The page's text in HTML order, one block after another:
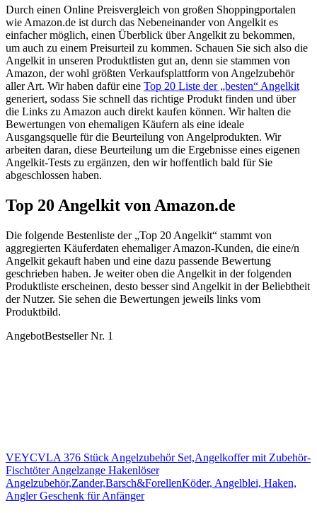
Durch einen Online Preisvergleich von großen Shoppingportalen
wie Amazon.de ist durch das Nebeneinander von Angelkit es
einfacher möglich, einen Überblick über Angelkit zu bekommen,
um auch zu einem Preisurteil zu kommen. Schauen Sie sich also die
Angelkit in unseren Produktlisten gut an, denn sie stammen von
Amazon, der wohl größten Verkaufsplattform von Angelzubehör
aller Art. Wir haben dafür eine Top 20 Liste der „besten“ Angelkit
generiert, sodass Sie schnell das richtige Produkt finden und über
die Links zu Amazon auch direkt kaufen können. Wir halten die
Bewertungen von ehemaligen Käufern als eine ideale
Ausgangsquelle für die Beurteilung von Angelprodukten. Wir
arbeiten daran, diese Beurteilung um die Ergebnisse eines eigenen
Angelkit-Tests zu ergänzen, den wir hoffentlich bald für Sie
abgeschlossen haben.
Top 20 Angelkit von Amazon.de
Die folgende Bestenliste der „Top 20 Angelkit“ stammt von
aggregierten Käuferdaten ehemaliger Amazon-Kunden, die eine/n
Angelkit gekauft haben und eine dazu passende Bewertung
geschrieben haben. Je weiter oben die Angelkit in der folgenden
Produktliste erscheinen, desto besser sind Angelkit in der Beliebtheit
der Nutzer. Sie sehen die Bewertungen jeweils links vom
Produktbild.
AngebotBestseller Nr. 1
VEYCVLA 376 Stück Angelzubehör Set,Angelkoffer mit Zubehör-
Fischtöter Angelzange Hakenlöser
Angelzubehör,Zander,Barsch&ForellenKöder, Angelblei, Haken,
Angler Geschenk für Anfänger